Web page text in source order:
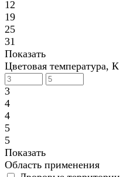
12
19
25
31
Показать
Цветовая температура, К
3
4
4
5
5
Показать
Область применения